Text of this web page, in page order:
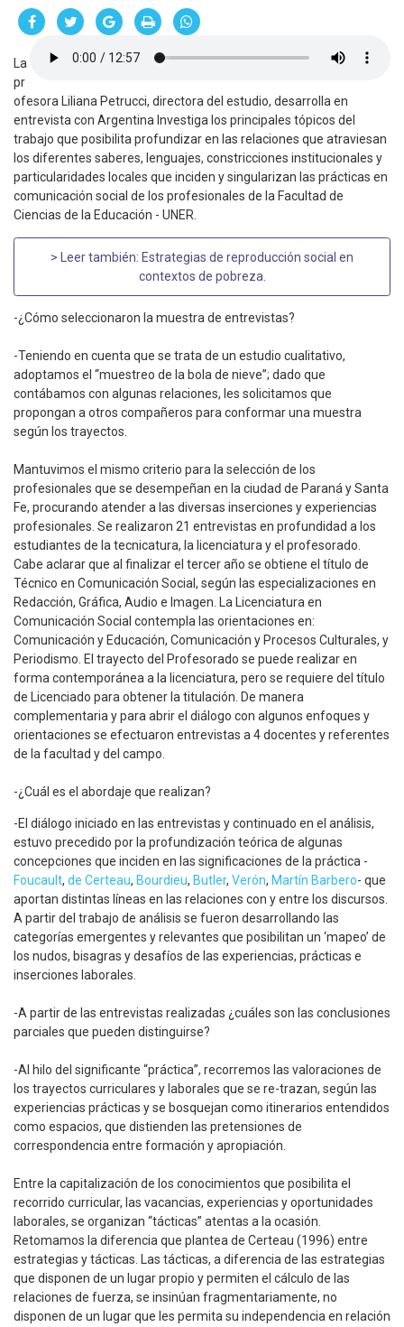
La
pr
ofesora Liliana Petrucci, directora del estudio, desarrolla en
entrevista con Argentina Investiga los principales tópicos del
trabajo que posibilita profundizar en las relaciones que atraviesan
los diferentes saberes, lenguajes, constricciones institucionales y
particularidades locales que inciden y singularizan las prácticas en
comunicación social de los profesionales de la Facultad de
Ciencias de la Educación - UNER.
> Leer también: Estrategias de reproducción social en
contextos de pobreza
-¿Cómo seleccionaron la muestra de entrevistas?
-Teniendo en cuenta que se trata de un estudio cualitativo,
adoptamos el “muestreo de la bola de nieve”; dado que
contábamos con algunas relaciones, les solicitamos que
propongan a otros compañeros para conformar una muestra
según los trayectos.
Mantuvimos el mismo criterio para la selección de los
profesionales que se desempeñan en la ciudad de Paraná y Santa
Fe, procurando atender a las diversas inserciones y experiencias
profesionales. Se realizaron 21 entrevistas en profundidad a los
estudiantes de la tecnicatura, la licenciatura y el profesorado.
Cabe aclarar que al finalizar el tercer año se obtiene el título de
Técnico en Comunicación Social, según las especializaciones en
Redacción, Gráfica, Audio e Imagen. La Licenciatura en
Comunicación Social contempla las orientaciones en:
Comunicación y Educación, Comunicación y Procesos Culturales, y
Periodismo. El trayecto del Profesorado se puede realizar en
forma contemporánea a la licenciatura, pero se requiere del título
de Licenciado para obtener la titulación. De manera
complementaria y para abrir el diálogo con algunos enfoques y
orientaciones se efectuaron entrevistas a 4 docentes y referentes
de la facultad y del campo.
-¿Cuál es el abordaje que realizan?
-El diálogo iniciado en las entrevistas y continuado en el análisis,
estuvo precedido por la profundización teórica de algunas
concepciones que inciden en las significaciones de la práctica -
Foucault, de Certeau, Bourdieu, Butler, Verón, Martín Barbero- que
aportan distintas líneas en las relaciones con y entre los discursos.
A partir del trabajo de análisis se fueron desarrollando las
categorías emergentes y relevantes que posibilitan un ‘mapeo’ de
los nudos, bisagras y desafíos de las experiencias, prácticas e
inserciones laborales.
-A partir de las entrevistas realizadas ¿cuáles son las conclusiones
parciales que pueden distinguirse?
-Al hilo del significante “práctica”, recorremos las valoraciones de
los trayectos curriculares y laborales que se re-trazan, según las
experiencias prácticas y se bosquejan como itinerarios entendidos
como espacios, que distienden las pretensiones de
correspondencia entre formación y apropiación.
Entre la capitalización de los conocimientos que posibilita el
recorrido curricular, las vacancias, experiencias y oportunidades
laborales, se organizan “tácticas” atentas a la ocasión.
Retomamos la diferencia que plantea de Certeau (1996) entre
estrategias y tácticas. Las tácticas, a diferencia de las estrategias
que disponen de un lugar propio y permiten el cálculo de las
relaciones de fuerza, se insinúan fragmentariamente, no
disponen de un lugar que les permita su independencia en relación